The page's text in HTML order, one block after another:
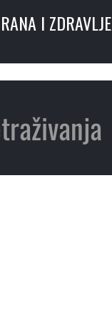
I ZDRAVLJE